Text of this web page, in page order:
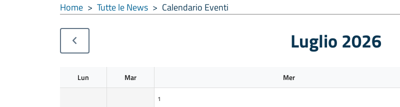
Home > Tutte le News > Calendario Eventi
Luglio 2026
Lun Mar Mer
1